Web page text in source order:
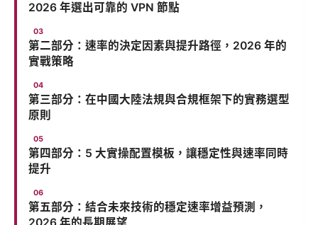
2026 年選出可靠的 VPN 節點
第二部分：速率的決定因素與提升路徑，2026 年的
實戰策略
第三部分：在中國大陸法規與合規框架下的實務選型
原則
第四部分：5 大實操配置模板，讓穩定性與速率同時
提升
第五部分：結合未來技術的穩定速率增益預測，